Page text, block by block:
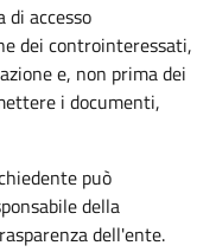
di accesso
dei controinteressati,
e, non prima dei
i documenti,
può
della
dell'ente.